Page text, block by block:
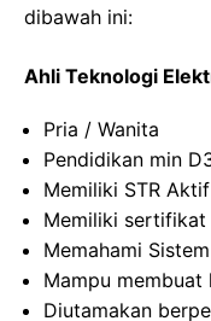
dibawah ini:
Ahli Teknologi
Pria / Wanita
Pendidikan min
Memiliki STR Aktif
Memiliki sertifikat
Memahami
Mampu
Diutamakan